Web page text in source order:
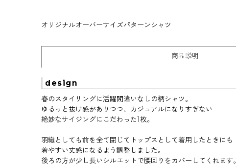
オリジナルオーバーサイズパターンシャツ
商品説明
design
春のスタイリングに活躍間違いなしの柄シャツ。
ゆるっと抜け感がありつつ、カジュアルになりすぎない
絶妙なサイジングにこだわった1枚。
羽織としても前を全て閉じてトップスとして着用したときにも
着やすい丈感になるよう調整しました。
後ろの方が少し長いシルエットで腰回りをカバーしてくれます。